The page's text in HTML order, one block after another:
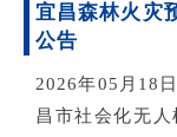
宜昌森林火灾
公告
2026年05月18
昌市社会化无